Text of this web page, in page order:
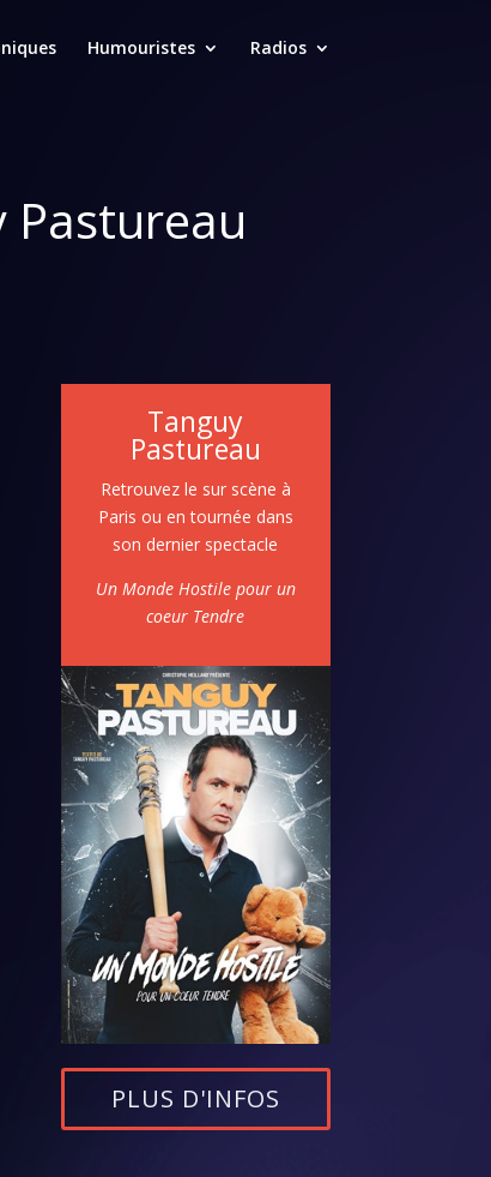
Humouristes Radios
Pastureau
Tanguy
Pastureau
Retrouvez le sur scène à
Paris ou en tournée dans
son dernier spectacle
Un Monde Hostile pour un
coeur Tendre
PLUS D'INFOS